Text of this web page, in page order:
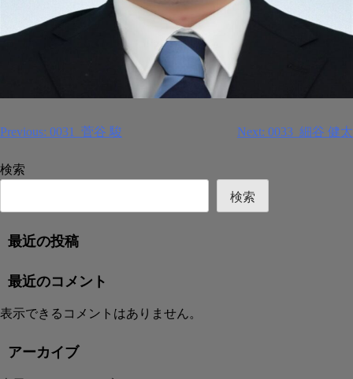
投
ナ
ゲ
ー
ョ
Previous: 0031_菅谷 駿 Next: 0033_細谷 健太
検索
検索
最近の投稿
最近のコメント
表示できるコメントはありません。
アーカイブ